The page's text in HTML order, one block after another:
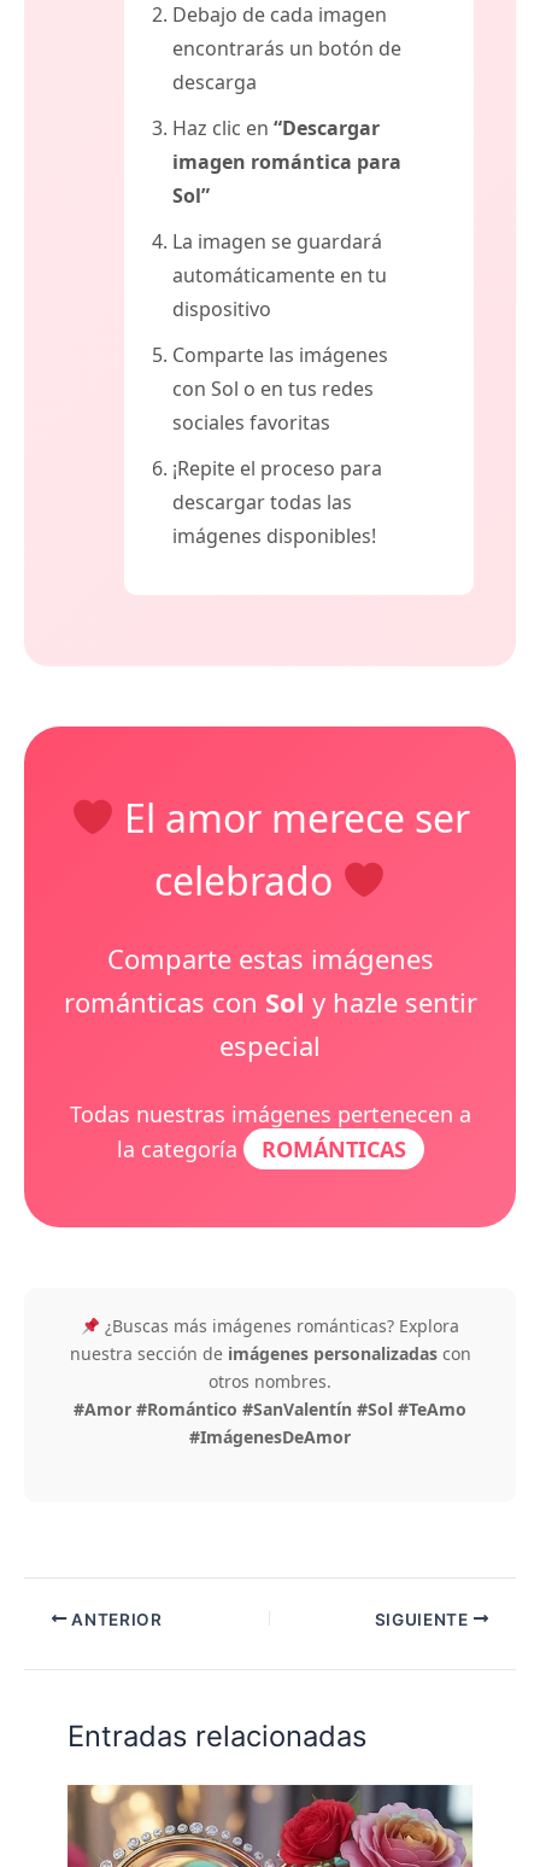
Debajo de cada imagen
encontrarás un botón de
descarga
Haz clic en “Descargar
imagen romántica para
Sol”
La imagen se guardará
automáticamente en tu
dispositivo
Comparte las imágenes
con Sol o en tus redes
sociales favoritas
¡Repite el proceso para
descargar todas las
imágenes disponibles!
El amor merece ser
celebrado
Comparte estas imágenes
románticas con Sol y hazle sentir
especial
Todas nuestras imágenes pertenecen a
la categoría
ROMÁNTICAS
¿Buscas más imágenes románticas? Explora
nuestra sección de imágenes personalizadascon
otros nombres.
#Amor #Romántico #SanValentín #Sol #TeAmo
#ImágenesDeAmor
ANTERIOR SIGUIENTE
Entradas relacionadas